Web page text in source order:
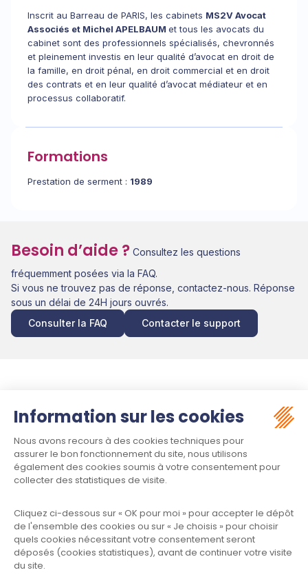
Inscrit au Barreau de PARIS, les cabinets MS2V Avocat
Associés et Michel APELBAUM et tous les avocats du
cabinet sont des professionnels spécialisés, chevronnés
et pleinement investis en leur qualité d’avocat en droit de
la famille, en droit pénal, en droit commercial et en droit
des contrats et en leur qualité d’avocat médiateur et en
processus collaboratif.
Formations
Prestation de serment : 1989
Besoin d’aide ? Consultez les questions
fréquemment posées via la FAQ.
Si vous ne trouvez pas de réponse, contactez-nous. Réponse
sous un délai de 24H jours ouvrés.
Consulter la FAQ
Contacter le support
Suivez-nous :
Meet law - Siège social
34970 LATTES